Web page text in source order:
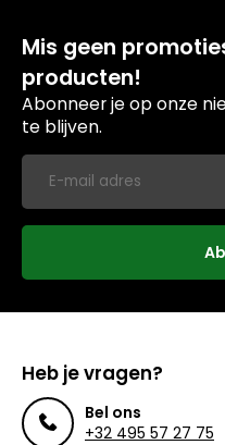
Mis geen
producten!
Abonneer je op onze
te blijven.
Heb je vragen?
Bel ons
+32 495 57 27 75